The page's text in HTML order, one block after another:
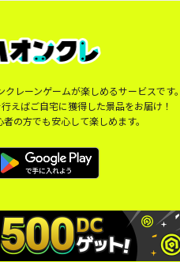
レーンゲームが楽しめるサービスです
えばご自宅に獲得した景品をお届け！
の方でも安心して楽しめます。